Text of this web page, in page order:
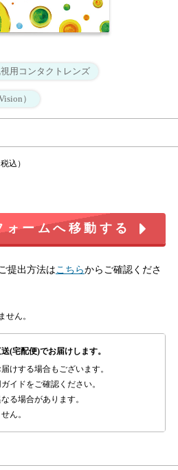
用コンタクトレンズ
）
ォームへ移動する
提出方法はこちらからご確認くださ
せん。
(宅配便)でお届けします。
けする場合もございます。
イドをご確認ください。
る場合があります。
ん。